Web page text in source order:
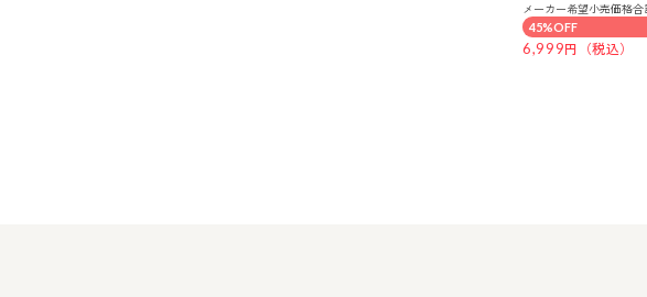
メーカー希望小売価格合
45%OFF
6,999